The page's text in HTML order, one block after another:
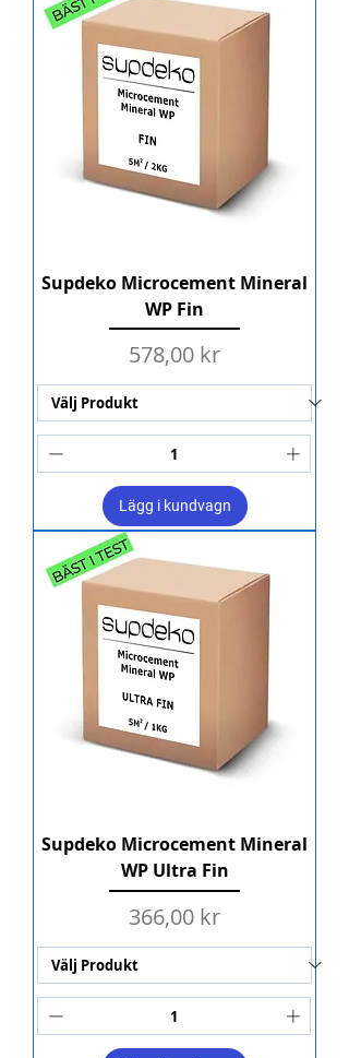
Supdeko Microcement Mineral
WP Fin
Pris
578,00 kr
Lägg i kundvagn
Supdeko Microcement Mineral
WP Ultra Fin
Pris
366,00 kr